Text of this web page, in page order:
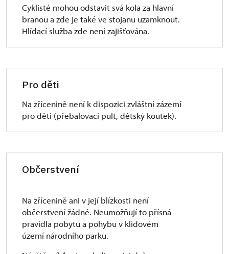
Cyklisté mohou odstavit svá kola za hlavní
branou a zde je také ve stojanu uzamknout.
Hlídací služba zde není zajišťována.
Pro děti
Na zřícenině není k dispozici zvláštní zázemí
pro děti (přebalovací pult, dětský koutek).
Občerstvení
Na zřícenině ani v její blízkosti není
občerstvení žádné. Neumožňují to přísná
pravidla pobytu a pohybu v klidovém
území národního parku.